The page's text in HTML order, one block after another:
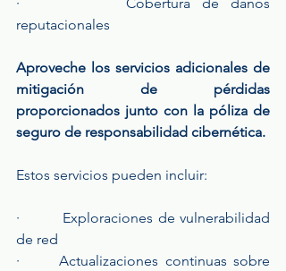
reputacionales
Aproveche los servicios adicionales de
mitigación de pérdidas
proporcionados junto con la póliza de
seguro de responsabilidad cibernética.
Estos servicios pueden incluir:
·         Exploraciones de vulnerabilidad
de red
·      Actualizaciones continuas sobre